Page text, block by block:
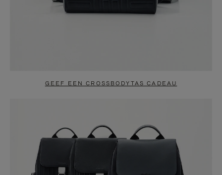
GEEF EEN CROSSBODYTAS CADEAU